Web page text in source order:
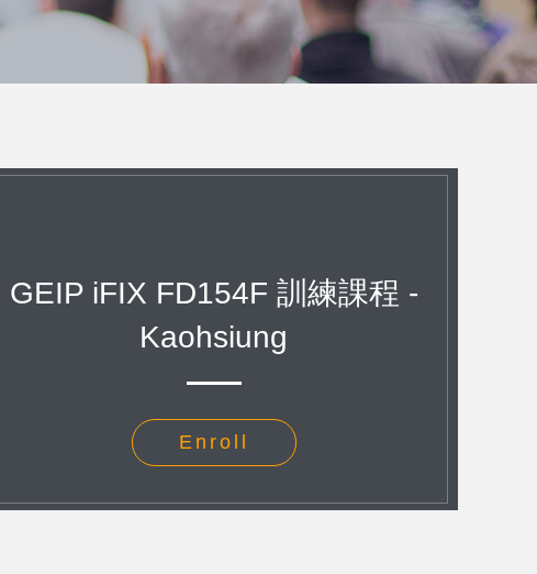
GEIP iFIX FD154F 訓練課程 -
Kaohsiung
Enroll